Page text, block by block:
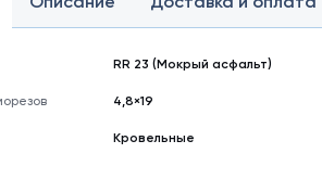
RR 23 (Мокрый асфальт)
4,8×19
Кровельные